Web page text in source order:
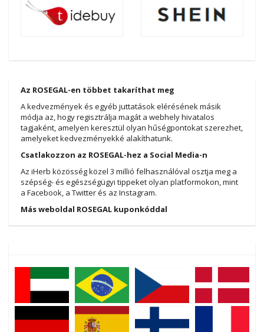
Az ROSEGAL-en többet takaríthat meg
A kedvezmények és egyéb juttatások elérésének másik
módja az, hogy regisztrálja magát a webhely hivatalos
tagjaként, amelyen keresztül olyan hűségpontokat szerezhet,
amelyeket kedvezményekké alakíthatunk.
Csatlakozzon az ROSEGAL-hez a Social Media-n
Az iHerb közösség közel 3 millió felhasználóval osztja meg a
szépség- és egészségügyi tippeket olyan platformokon, mint
a Facebook, a Twitter és az Instagram.
Más weboldal ROSEGAL kuponkóddal